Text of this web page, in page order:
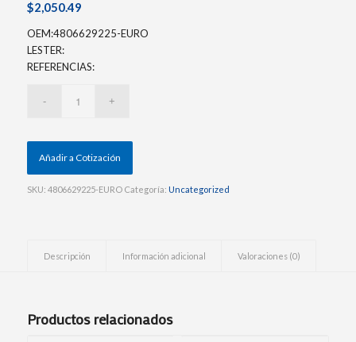
$2,050.49
OEM:4806629225-EURO
LESTER:
REFERENCIAS:
Añadir a Cotización
SKU: 4806629225-EURO Categoría: Uncategorized
Descripción Información adicional Valoraciones (0)
Productos relacionados